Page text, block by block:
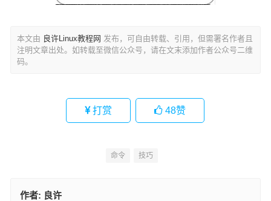
本文由 良许Linux教程网 发布，可自由转载、引用，但需署名作者且
注明文章出处。如转载至微信公众号，请在文末添加作者公众号二维
码。
打赏 48赞
命令 技巧
作者: 良许